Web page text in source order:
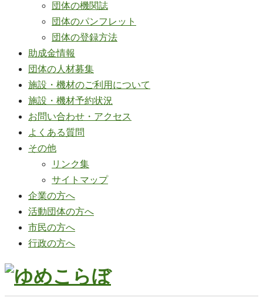
団体の機関誌
団体のパンフレット
団体の登録方法
助成金情報
団体の人材募集
施設・機材のご利用について
施設・機材予約状況
お問い合わせ・アクセス
よくある質問
その他
リンク集
サイトマップ
企業の方へ
活動団体の方へ
市民の方へ
行政の方へ